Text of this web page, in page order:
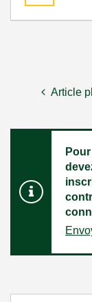
Article